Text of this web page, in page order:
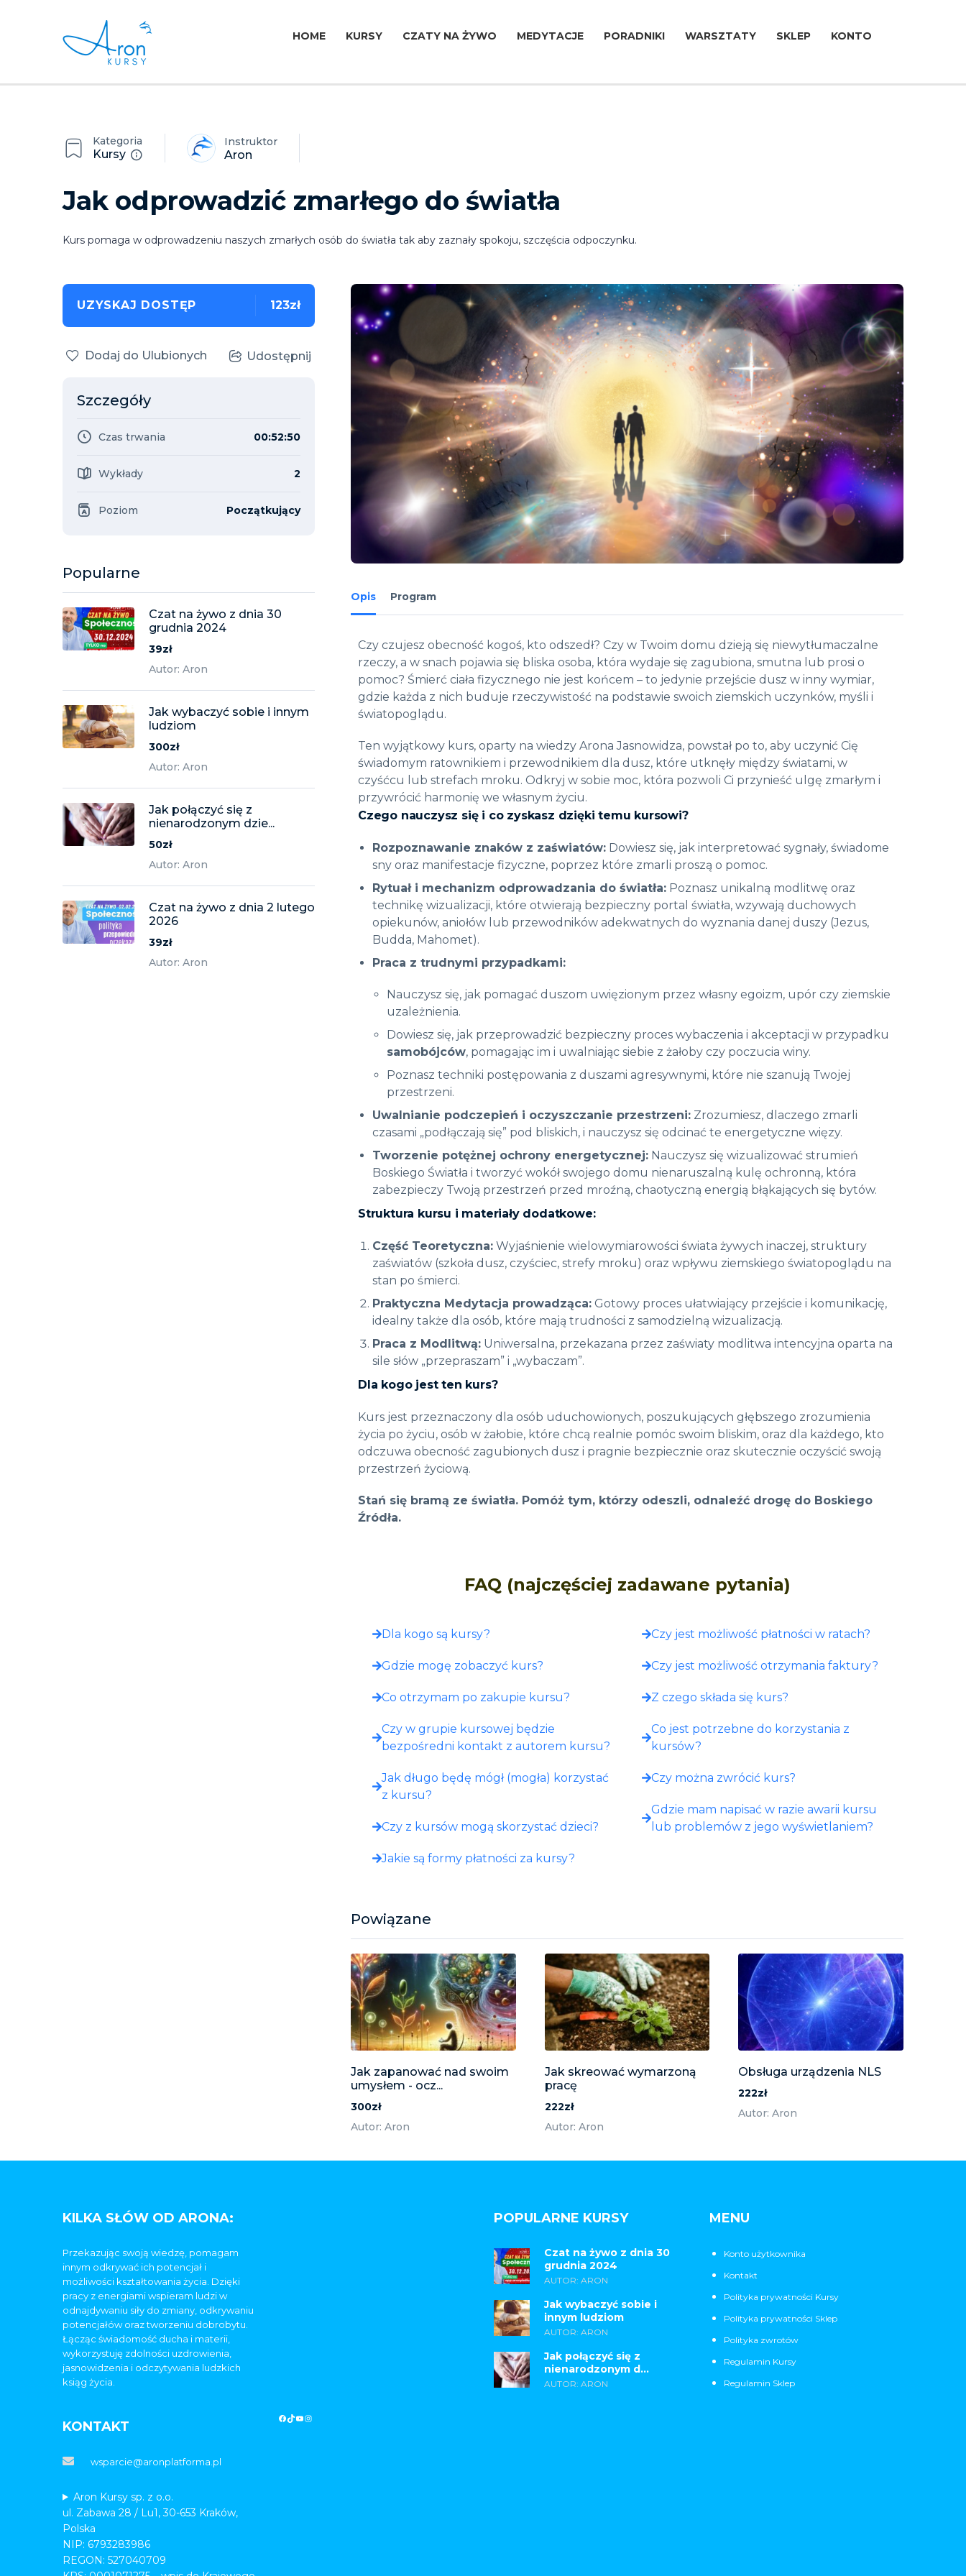
HOME KURSY CZATY NA ŻYWO MEDYTACJE PORADNIKI WARSZTATY SKLEP KONTO
Kategoria
Kursy
Instruktor
Aron
Jak odprowadzić zmarłego do światła
Kurs pomaga w odprowadzeniu naszych zmarłych osób do światła tak aby zaznały spokoju, szczęścia odpoczynku.
UZYSKAJ DOSTĘP 123zł
Dodaj do Ulubionych Udostępnij
Szczegóły
Czas trwania 00:52:50
Wykłady 2
Poziom Początkujący
Popularne
Czat na żywo z dnia 30
grudnia 2024
39zł
Autor: Aron
Jak wybaczyć sobie i innym
ludziom
300zł
Autor: Aron
Jak połączyć się z
nienarodzonym dzie...
50zł
Autor: Aron
Czat na żywo z dnia 2 lutego
2026
39zł
Autor: Aron
Opis Program
Czy czujesz obecność kogoś, kto odszedł? Czy w Twoim domu dzieją się niewytłumaczalne
rzeczy, a w snach pojawia się bliska osoba, która wydaje się zagubiona, smutna lub prosi o
pomoc? Śmierć ciała fizycznego nie jest końcem – to jedynie przejście dusz w inny wymiar,
gdzie każda z nich buduje rzeczywistość na podstawie swoich ziemskich uczynków, myśli i
światopoglądu.
Ten wyjątkowy kurs, oparty na wiedzy Arona Jasnowidza, powstał po to, aby uczynić Cię
świadomym ratownikiem i przewodnikiem dla dusz, które utknęły między światami, w
czyśćcu lub strefach mroku. Odkryj w sobie moc, która pozwoli Ci przynieść ulgę zmarłym i
przywrócić harmonię we własnym życiu.
Czego nauczysz się i co zyskasz dzięki temu kursowi?
Rozpoznawanie znaków z zaświatów: Dowiesz się, jak interpretować sygnały, świadome
sny oraz manifestacje fizyczne, poprzez które zmarli proszą o pomoc.
Rytuał i mechanizm odprowadzania do światła: Poznasz unikalną modlitwę oraz
technikę wizualizacji, które otwierają bezpieczny portal światła, wzywają duchowych
opiekunów, aniołów lub przewodników adekwatnych do wyznania danej duszy (Jezus,
Budda, Mahomet).
Praca z trudnymi przypadkami:
Nauczysz się, jak pomagać duszom uwięzionym przez własny egoizm, upór czy ziemskie
uzależnienia.
Dowiesz się, jak przeprowadzić bezpieczny proces wybaczenia i akceptacji w przypadku
samobójców, pomagając im i uwalniając siebie z żałoby czy poczucia winy.
Poznasz techniki postępowania z duszami agresywnymi, które nie szanują Twojej
przestrzeni.
Uwalnianie podczepień i oczyszczanie przestrzeni: Zrozumiesz, dlaczego zmarli
czasami „podłączają się” pod bliskich, i nauczysz się odcinać te energetyczne więzy.
Tworzenie potężnej ochrony energetycznej: Nauczysz się wizualizować strumień
Boskiego Światła i tworzyć wokół swojego domu nienaruszalną kulę ochronną, która
zabezpieczy Twoją przestrzeń przed mroźną, chaotyczną energią błąkających się bytów.
Struktura kursu i materiały dodatkowe:
Część Teoretyczna: Wyjaśnienie wielowymiarowości świata żywych inaczej, struktury
zaświatów (szkoła dusz, czyściec, strefy mroku) oraz wpływu ziemskiego światopoglądu na
stan po śmierci.
Praktyczna Medytacja prowadząca: Gotowy proces ułatwiający przejście i komunikację,
idealny także dla osób, które mają trudności z samodzielną wizualizacją.
Praca z Modlitwą: Uniwersalna, przekazana przez zaświaty modlitwa intencyjna oparta na
sile słów „przepraszam” i „wybaczam”.
Dla kogo jest ten kurs?
Kurs jest przeznaczony dla osób uduchowionych, poszukujących głębszego zrozumienia
życia po życiu, osób w żałobie, które chcą realnie pomóc swoim bliskim, oraz dla każdego, kto
odczuwa obecność zagubionych dusz i pragnie bezpiecznie oraz skutecznie oczyścić swoją
przestrzeń życiową.
Stań się bramą ze światła. Pomóż tym, którzy odeszli, odnaleźć drogę do Boskiego
Źródła.
FAQ (najczęściej zadawane pytania)
Dla kogo są kursy?
Gdzie mogę zobaczyć kurs?​
Co otrzymam po zakupie kursu?​
Czy w grupie kursowej będzie
bezpośredni kontakt z autorem kursu?
Jak długo będę mógł (mogła) korzystać
z kursu?
Czy z kursów mogą skorzystać dzieci?
Jakie są formy płatności za kursy?
Czy jest możliwość płatności w ratach?
Czy jest możliwość otrzymania faktury?
Z czego składa się kurs?
Co jest potrzebne do korzystania z
kursów?
Czy można zwrócić kurs?
Gdzie mam napisać w razie awarii kursu
lub problemów z jego wyświetlaniem?
Powiązane
Jak zapanować nad swoim
umysłem - ocz...
300zł
Autor: Aron
Jak skreować wymarzoną
pracę
222zł
Autor: Aron
Obsługa urządzenia NLS
222zł
Autor: Aron
KILKA SŁÓW OD ARONA:
Przekazując swoją wiedzę, pomagam
innym odkrywać ich potencjał i
możliwości kształtowania życia. Dzięki
pracy z energiami wspieram ludzi w
odnajdywaniu siły do zmiany, odkrywaniu
potencjałów oraz tworzeniu dobrobytu.
Łącząc świadomość ducha i materii,
wykorzystuję zdolności uzdrowienia,
jasnowidzenia i odczytywania ludzkich
ksiąg życia.
POPULARNE KURSY
Czat na żywo z dnia 30
grudnia 2024
AUTOR: ARON
Jak wybaczyć sobie i
innym ludziom
AUTOR: ARON
Jak połączyć się z
nienarodzonym d...
AUTOR: ARON
MENU
Konto użytkownika
Kontakt
Polityka prywatności Kursy
Polityka prywatności Sklep
Polityka zwrotów
Regulamin Kursy
Regulamin Sklep
KONTAKT
wsparcie@aronplatforma.pl
Aron Kursy sp. z o.o.
ul. Zabawa 28 / Lu1, 30-653 Kraków,
Polska
NIP: 6793283986
REGON: 527040709